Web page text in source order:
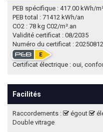
PEB spécifique : 417.00 kWh/
PEB total : 71412 kWh/an
CO2 : 78 kg C02/m².an
Validité certificat : 08/2035
Numéro du certificat :
Certificat électrique : oui,
Facilités
Raccordements : égout
Double vitrage